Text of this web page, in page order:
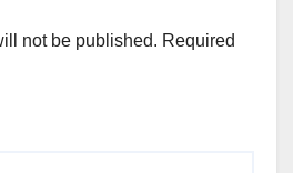
not be published. Required